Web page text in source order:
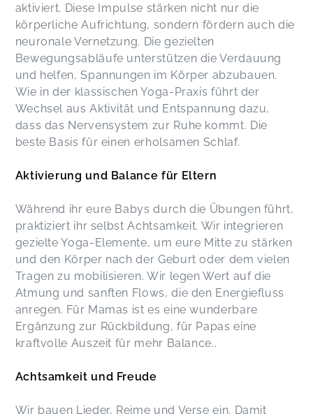
aktiviert. Diese Impulse stärken nicht nur die
körperliche Aufrichtung, sondern fördern auch die
neuronale Vernetzung. Die gezielten
Bewegungsabläufe unterstützen die Verdauung
und helfen, Spannungen im Körper abzubauen.
Wie in der klassischen Yoga-Praxis führt der
Wechsel aus Aktivität und Entspannung dazu,
dass das Nervensystem zur Ruhe kommt. Die
beste Basis für einen erholsamen Schlaf.
Aktivierung und Balance für Eltern
Während ihr eure Babys durch die Übungen führt,
praktiziert ihr selbst Achtsamkeit. Wir integrieren
gezielte Yoga-Elemente, um eure Mitte zu stärken
und den Körper nach der Geburt oder dem vielen
Tragen zu mobilisieren. Wir legen Wert auf die
Atmung und sanften Flows, die den Energiefluss
anregen. Für Mamas ist es eine wunderbare
Ergänzung zur Rückbildung, für Papas eine
kraftvolle Auszeit für mehr Balance..
Achtsamkeit und Freude
Wir bauen Lieder, Reime und Verse ein. Damit